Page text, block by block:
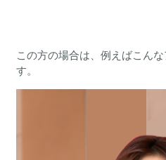
この方の場合は、例えばこん
す。